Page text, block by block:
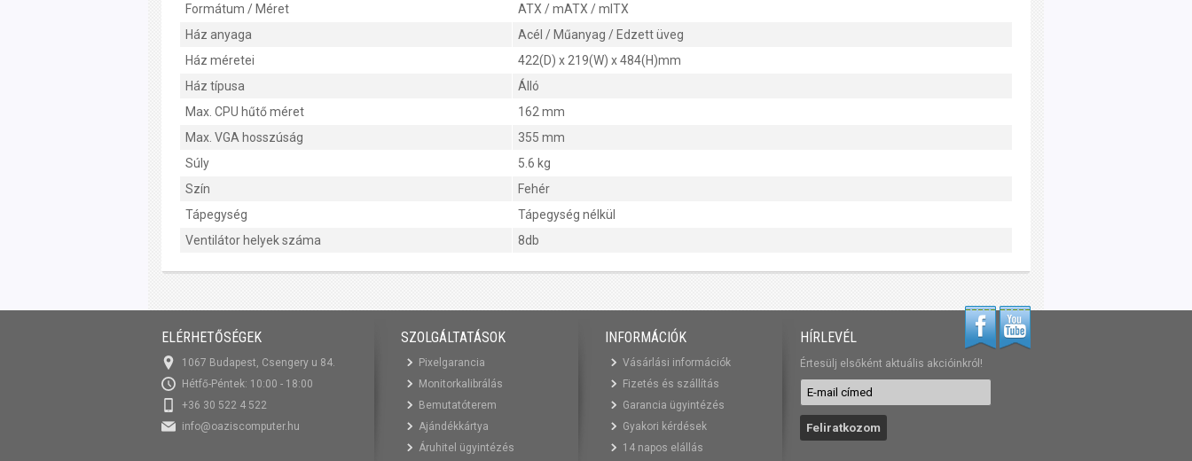
Formátum / Méret
ATX / mATX / mITX
Ház anyaga
Acél / Műanyag / Edzett üveg
Ház méretei
422(D) x 219(W) x 484(H)mm
Ház típusa
Álló
Max. CPU hűtő méret
162 mm
Max. VGA hosszúság
355 mm
Súly
5.6 kg
Szín
Fehér
Tápegység
Tápegység nélkül
Ventilátor helyek száma
8db
ELÉRHETŐSÉGEK
1067 Budapest, Csengery u 84.
Hétfő-Péntek: 10:00 - 18:00
+36 30 522 4 522
info@oaziscomputer.hu
SZOLGÁLTATÁSOK
Pixelgarancia
Monitorkalibrálás
Bemutatóterem
Ajándékkártya
Áruhitel ügyintézés
INFORMÁCIÓK
Vásárlási információk
Fizetés és szállítás
Garancia ügyintézés
Gyakori kérdések
14 napos elállás
HÍRLEVÉL
Értesülj elsőként aktuális akcióinkról!